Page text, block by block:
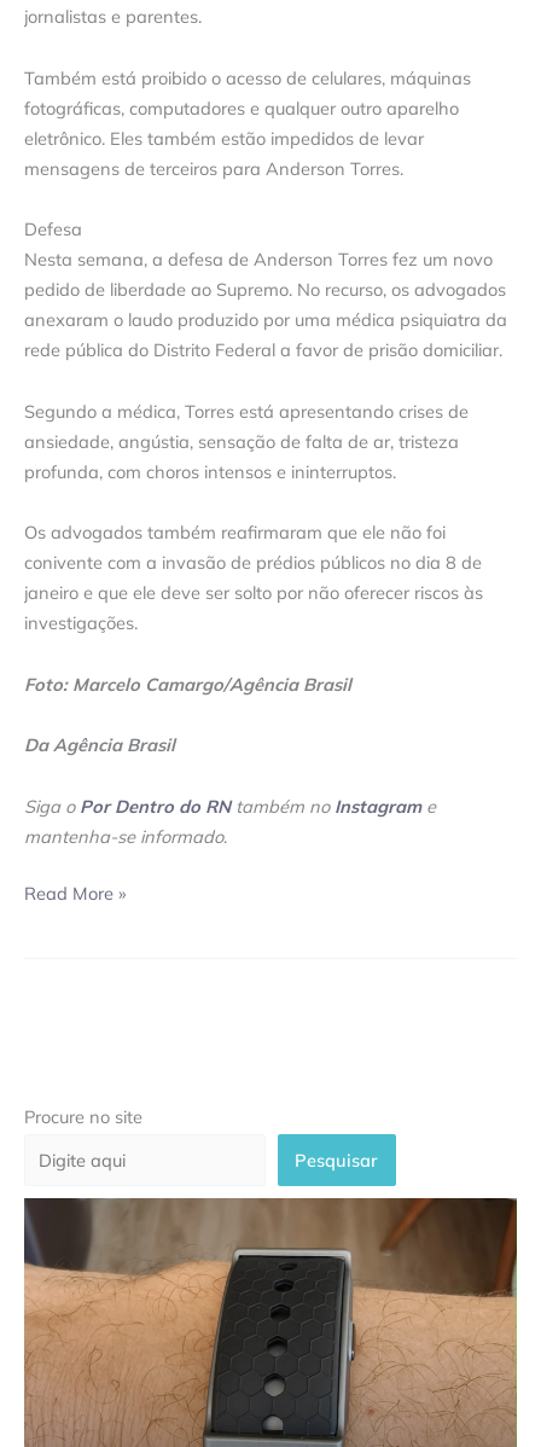
jornalistas e parentes.
Também está proibido o acesso de celulares, máquinas
fotográficas, computadores e qualquer outro aparelho
eletrônico. Eles também estão impedidos de levar
mensagens de terceiros para Anderson Torres.
Defesa
Nesta semana, a defesa de Anderson Torres fez um novo
pedido de liberdade ao Supremo. No recurso, os advogados
anexaram o laudo produzido por uma médica psiquiatra da
rede pública do Distrito Federal a favor de prisão domiciliar.
Segundo a médica, Torres está apresentando crises de
ansiedade, angústia, sensação de falta de ar, tristeza
profunda, com choros intensos e ininterruptos.
Os advogados também reafirmaram que ele não foi
conivente com a invasão de prédios públicos no dia 8 de
janeiro e que ele deve ser solto por não oferecer riscos às
investigações.
Foto: Marcelo Camargo/Agência Brasil
Da Agência Brasil
Siga o Por Dentro do RNtambém no Instagrame
mantenha-se informado.
Read More »
Procure no site
Pesquisar